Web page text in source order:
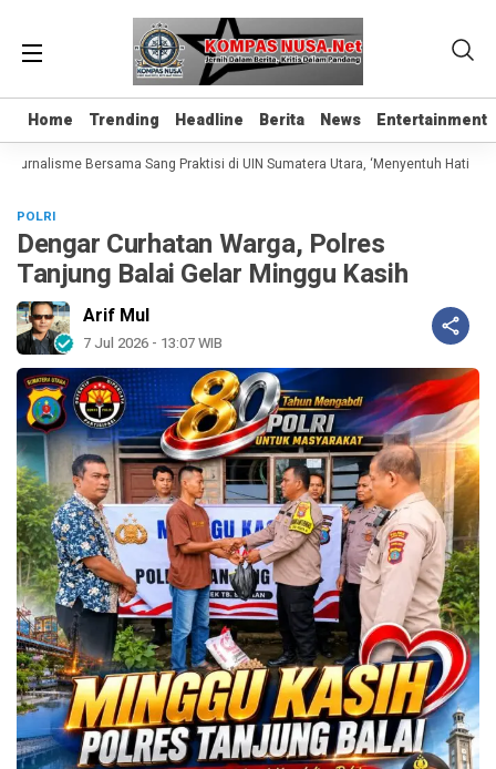
Home Trending Headline Berita News Entertainment
Home Trending Headline Berita News Entertainment
Bersama Sang Praktisi di UIN Sumatera Utara, ‘Menyentuh Hati
POLRI
Dengar Curhatan Warga, Polres
Tanjung Balai Gelar Minggu Kasih
Arif Mul
7 Jul 2026 - 13:07 WIB